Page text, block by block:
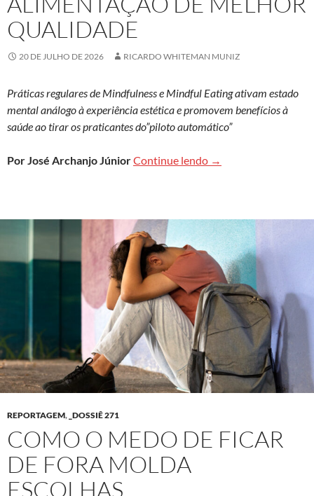
QUALIDADE
20 DE JULHO DE 2026 RICARDO WHITEMAN MUNIZ
Práticas regulares de Mindfulness e Mindful Eating ativam estado
mental análogo à experiência estética e promovem benefícios à
saúde ao tirar os praticantes do”piloto automático”
Por José Archanjo JúniorContinue lendo Atenção Plena pode
→
REPORTAGEM, _DOSSIÊ 271
COMO O MEDO DE FICAR
DE FORA MOLDA
ESCOLHAS